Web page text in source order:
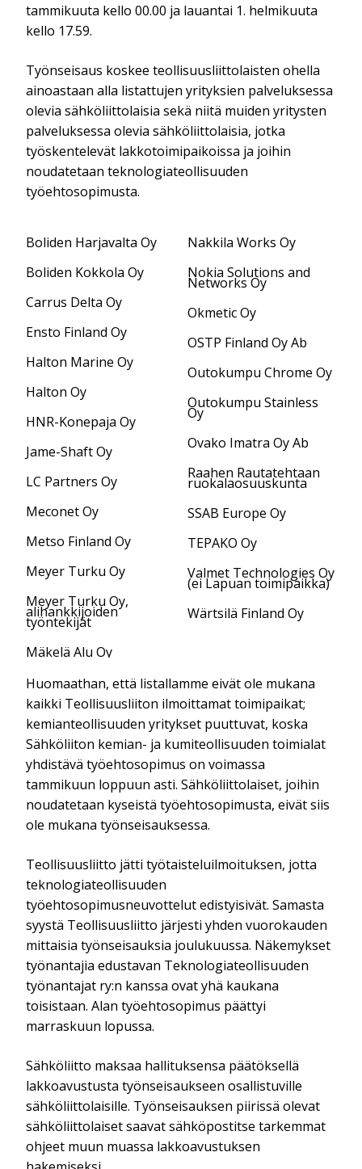
tammikuuta kello 00.00 ja lauantai 1. helmikuuta
kello 17.59.
Työnseisaus koskee teollisuusliittolaisten ohella
ainoastaan alla listattujen yrityksien palveluksessa
olevia sähköliittolaisia sekä niitä muiden yritysten
palveluksessa olevia sähköliittolaisia, jotka
työskentelevät lakkotoimipaikoissa ja joihin
noudatetaan teknologiateollisuuden
työehtosopimusta.
Boliden Harjavalta Oy
Boliden Kokkola Oy
Carrus Delta Oy
Ensto Finland Oy
Halton Marine Oy
Halton Oy
HNR-Konepaja Oy
Jame-Shaft Oy
LC Partners Oy
Meconet Oy
Metso Finland Oy
Meyer Turku Oy
Meyer Turku Oy,
alihankkijoiden
työntekijät
Mäkelä Alu Oy
Nakkila Works Oy
Nokia Solutions and
Networks Oy
Okmetic Oy
OSTP Finland Oy Ab
Outokumpu Chrome Oy
Outokumpu Stainless
Oy
Ovako Imatra Oy Ab
Raahen Rautatehtaan
ruokalaosuuskunta
SSAB Europe Oy
TEPAKO Oy
Valmet Technologies Oy
(ei Lapuan toimipaikka)
Wärtsilä Finland Oy
Huomaathan, että listallamme eivät ole mukana
kaikki Teollisuusliiton ilmoittamat toimipaikat;
kemianteollisuuden yritykset puuttuvat, koska
Sähköliiton kemian- ja kumiteollisuuden toimialat
yhdistävä työehtosopimus on voimassa
tammikuun loppuun asti. Sähköliittolaiset, joihin
noudatetaan kyseistä työehtosopimusta, eivät siis
ole mukana työnseisauksessa.
Teollisuusliitto jättityötaisteluilmoituksen, jotta
teknologiateollisuuden
työehtosopimusneuvottelut edistyisivät. Samasta
syystä Teollisuusliitto järjesti yhden vuorokauden
mittaisia työnseisauksia joulukuussa. Näkemykset
työnantajia edustavan Teknologiateollisuuden
työnantajat ry:n kanssa ovat yhä kaukana
toisistaan. Alan työehtosopimus päättyi
marraskuun lopussa.
Sähköliitto maksaa hallituksensa päätöksellä
lakkoavustusta työnseisaukseen osallistuville
sähköliittolaisille. Työnseisauksen piirissä olevat
sähköliittolaiset saavat sähköpostitse tarkemmat
ohjeet muun muassa lakkoavustuksen